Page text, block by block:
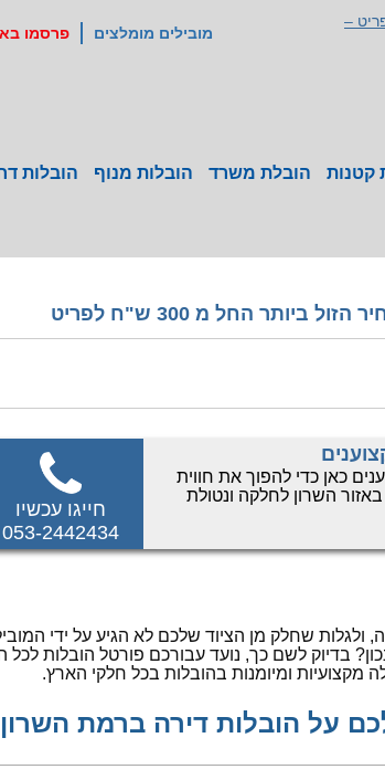
מובילים מומלצים פרסמו
קטנות הובלת משרד הובלות מנוף הובלות
החל מ 300 ש"ח לפריט
כאן כדי להפוך את חווית
השרון לחלקה ונטולת
גם מומחים בהובלת משרדים,
חייגו עכשיו
053-2442434
ולגלות שחלק מן הציוד שלכם לא הגיע על ידי
בדיוק לשם כך, נועד עבורכם פורטל הובלות לכל
מקצועיות ומיומנות בהובלות בכל חלקי הארץ.
על הובלות דירה ברמת השרון